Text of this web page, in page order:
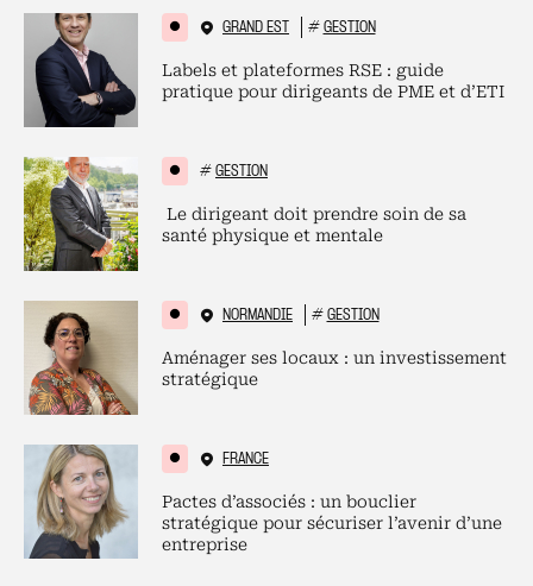
GRAND EST # GESTION
Labels et plateformes RSE : guide
pratique pour dirigeants de PME et d’ETI
# GESTION
Le dirigeant doit prendre soin de sa
santé physique et mentale
NORMANDIE # GESTION
Aménager ses locaux : un investissement
stratégique
FRANCE
Pactes d’associés : un bouclier
stratégique pour sécuriser l’avenir d’une
entreprise